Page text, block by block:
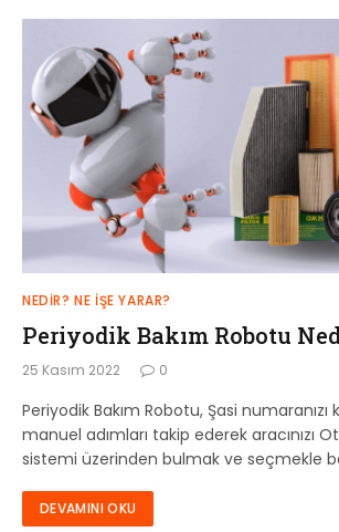
NEDIR? NE İŞE YARAR?
Periyodik Bakım Robotu
25 Kasım 2022 0
Periyodik Bakım Robotu, Şasi
manuel adımları takip ederek aracınızı
sistemi üzerinden bulmak ve seçmekle
DEVAMINI OKU